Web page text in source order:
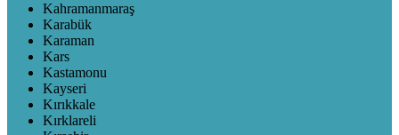
Kahramanmaraş
Karabük
Karaman
Kars
Kastamonu
Kayseri
Kırıkkale
Kırklareli